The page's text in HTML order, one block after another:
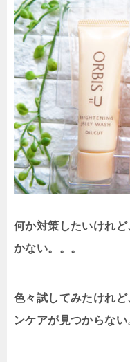
何か対策したいけれ
かない。。。
色々試してみたけれ
ンケアが見つからない